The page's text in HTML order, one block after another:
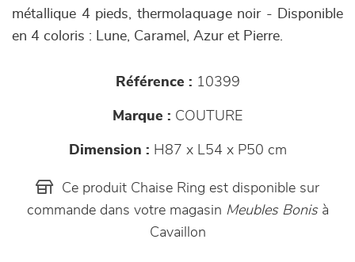
métallique 4 pieds, thermolaquage noir - Disponible
en 4 coloris : Lune, Caramel, Azur et Pierre.
Référence : 10399
Marque : COUTURE
Dimension : H87 x L54 x P50 cm
Ce produit Chaise Ring est disponible sur
commande dans votre magasin Meubles Bonisà
Cavaillon